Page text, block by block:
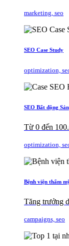
marketing, seo
SEO Case Study
optimization,
SEO Bất động Sản
Từ 0 đến
optimization,
Bệnh viện thẩm
Tăng trưởng
campaigns, seo